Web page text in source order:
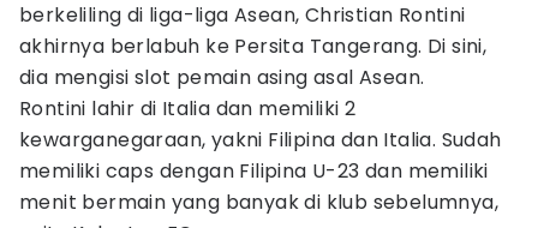
berkeliling di liga-liga Asean, Christian Rontini
akhirnya berlabuh ke Persita Tangerang. Di sini,
dia mengisi slot pemain asing asal Asean.
Rontini lahir di Italia dan memiliki 2
kewarganegaraan, yakni Filipina dan Italia. Sudah
memiliki caps dengan Filipina U-23 dan memiliki
menit bermain yang banyak di klub sebelumnya,